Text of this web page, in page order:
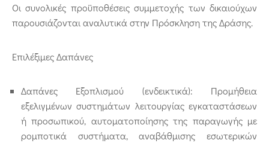
Οι συνολικές προϋποθέσεις συμμετοχής των δικαιούχων
παρουσιάζονται αναλυτικά στην Πρόσκληση της Δράσης.
Επιλέξιμες Δαπάνες
Δαπάνες Εξοπλισμού (ενδεικτικά): Προμήθεια
εξελιγμένων συστημάτων λειτουργίας εγκαταστάσεων
ή προσωπικού, αυτοματοποίησης της παραγωγής με
ρομποτικά συστήματα, αναβάθμισης εσωτερικών